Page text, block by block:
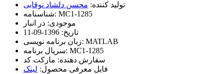
تولید کننده: محسن دلشاد نوقابی
شناسنامه: MC1-1285
موجودی: در انبار
تاریخ: 1396-09-11
زبان برنامه نویسی: MATLAB
سریال برنامه: MC1-1285
سفارش دهنده: مارکت کد
فایل معرفی محصول: لینک